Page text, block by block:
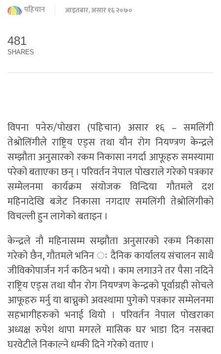
पहिचान आइतबार, असार १६ २०७०
481
SHARES
विपना पनेरु/पोखरा (पहिचान) असार १६ – समलिंगी
तेश्रोलिंगीले राष्ट्रिय एड्स तथा यौन रोग नियण्त्रण केन्द्रले
सम्झौता अनुसारको रकम निकासा नगर्दा आफूहरु समस्यामा
परेको बताएका छन् । परिवर्तन नेपाल पोखराले गरेको पत्रकार
सम्मेलनमा कार्यक्रम संयोजक विन्दिया गौतमले दश
महिनादेखि बजेट निकासा नगदाए समलिंगी तेश्रोलिंगीको
विचल्ली हुन लागेको बताइन ।
केन्द्रले नौ महिनासम्म सम्झौता अनुसारको रकम निकासा
गरेको छैन, गौतमले भनिन ः दैनिक कार्यालय संचालन साथै
जीविकोपार्जन गर्न कठिन भयो । काम लगाउने तर पैसा नदिने
राष्ट्रिय एड्स तथा यौन रोग नियण्त्रण केन्द्रको पूर्वाग्रही सोचले
आफूहरु मर्नु या बाच्नुको अवस्थामा पुगेको पत्रकार सम्मेलनमा
सहभागीहरुको भनाई थियो । परिवर्तन नेपाल पोखराका
अध्यक्ष रुपेश थापा मगरले मासिक घर भाडा दिन नसक्दा
घरवेटीले निकाल्ने धम्की दिने गरेको वताए ।